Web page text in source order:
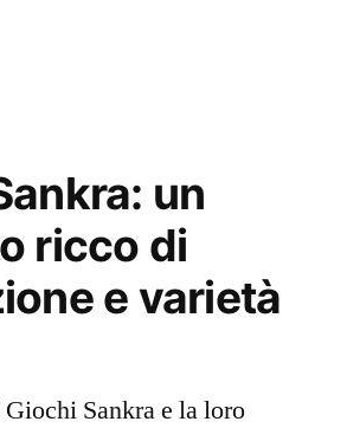
un
ricco di
e varietà
Sankra e la loro